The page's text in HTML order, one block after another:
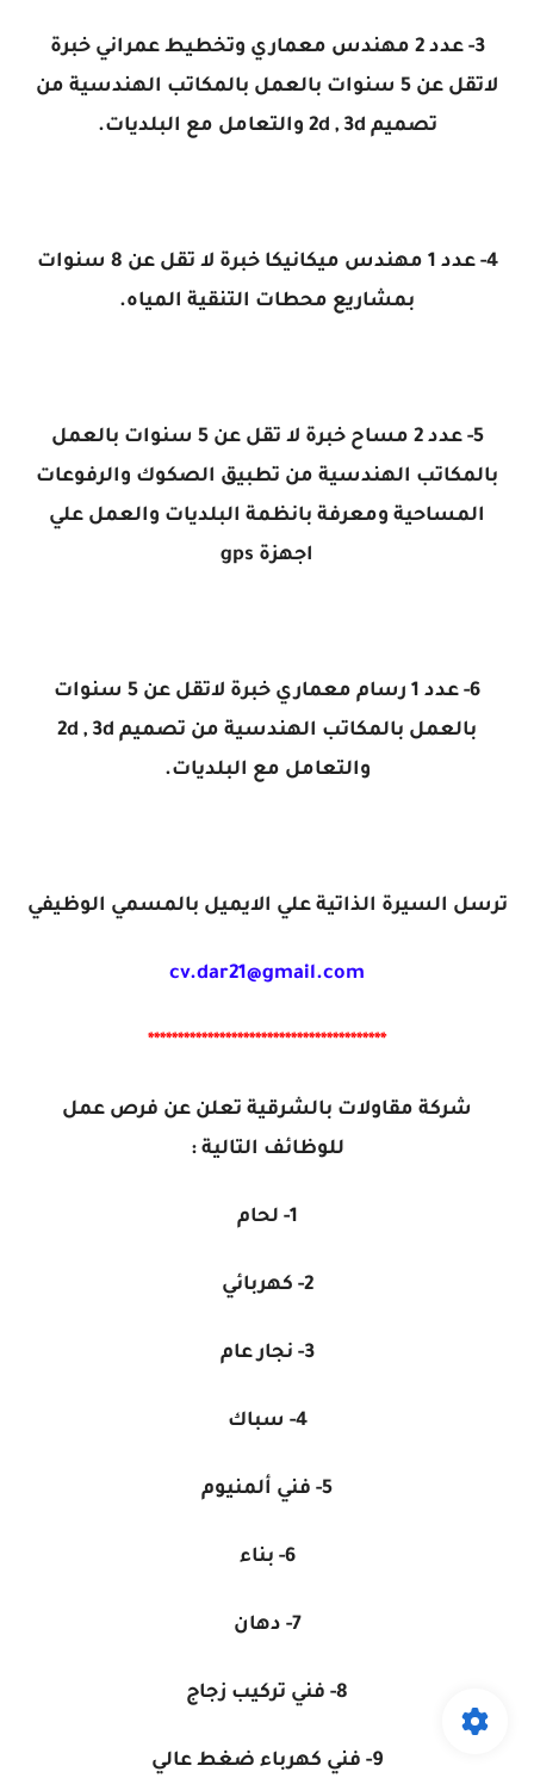
3- عدد 2 مهندس معماري وتخطيط عمراني خبرة
لاتقل عن 5 سنوات بالعمل بالمكاتب الهندسية من
تصميم 2d , 3d والتعامل مع البلديات.
4- عدد 1 مهندس ميكانيكا خبرة لا تقل عن 8 سنوات
بمشاريع محطات التنقية المياه.
5- عدد 2 مساح خبرة لا تقل عن 5 سنوات بالعمل
بالمكاتب الهندسية من تطبيق الصكوك والرفوعات
المساحية ومعرفة بانظمة البلديات والعمل علي
اجهزة gps
6- عدد 1 رسام معماري خبرة لاتقل عن 5 سنوات
بالعمل بالمكاتب الهندسية من تصميم 2d , 3d
والتعامل مع البلديات.
ترسل السيرة الذاتية علي الايميل بالمسمي الوظيفي
****************************************
شركة مقاولات بالشرقية تعلن عن فرص عمل
للوظائف التالية :
1- لحام
2- كهربائي
3- نجار عام
4- سباك
5- فني ألمنيوم
6- بناء
7- دهان
8- فني تركيب زجاج
9- فني كهرباء ضغط عالي